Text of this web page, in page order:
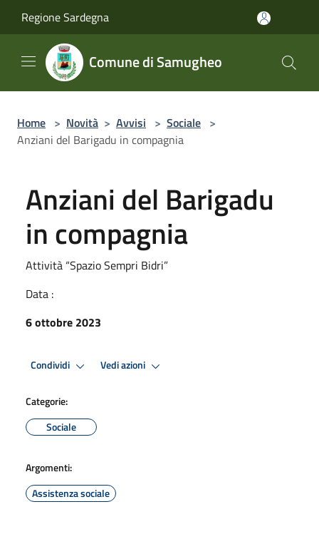
Regione Sardegna
Comune di Samugheo
Home > Novità > Avvisi > Sociale >
Anziani del Barigadu in compagnia
Anziani del Barigadu
in compagnia
Attività “Spazio Sempri Bidri”
Data :
6 ottobre 2023
Condividi Vedi azioni
Categorie:
Sociale
Argomenti:
Assistenza sociale